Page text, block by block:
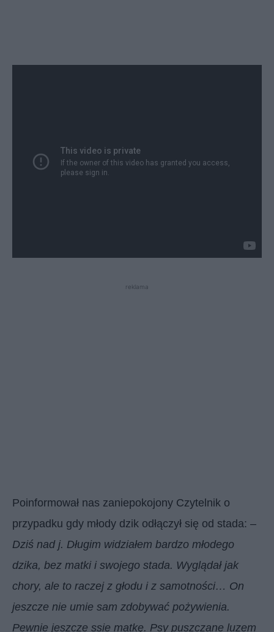
reklama
Poinformował nas zaniepokojony Czytelnik o
przypadku gdy młody dzik odłączył się od stada: –
Dziś nad j. Długim widziałem bardzo młodego
dzika, bez matki i swojego stada. Wyglądał jak
chory, ale to raczej z głodu i z samotności… On
jeszcze nie umie sam zdobywać pożywienia.
Pewnie jeszcze ssie matkę. Psy puszczane luzem